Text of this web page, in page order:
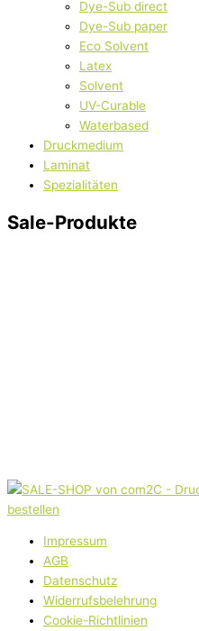
Dye-Sub direct
Dye-Sub paper
Eco Solvent
Latex
Solvent
UV-Curable
Waterbased
Druckmedium
Laminat
Spezialitäten
Sale-Produkte
Impressum
AGB
Datenschutz
Widerrufsbelehrung
Cookie-Richtlinien